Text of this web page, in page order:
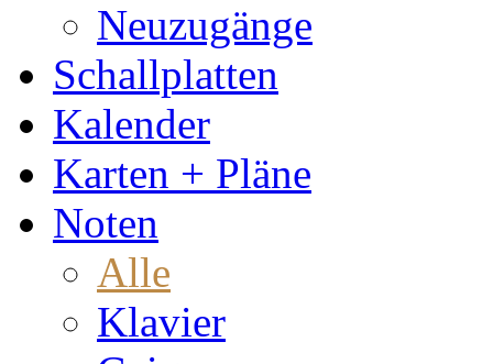
Neuzugänge
Schallplatten
Kalender
Karten + Pläne
Noten
Alle
Klavier